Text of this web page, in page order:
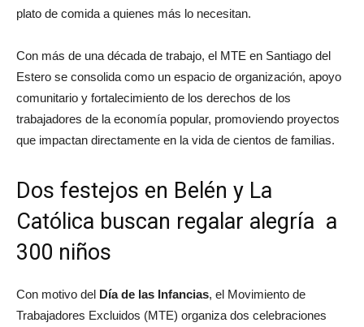
plato de comida a quienes más lo necesitan.
Con más de una década de trabajo, el MTE en Santiago del
Estero se consolida como un espacio de organización, apoyo
comunitario y fortalecimiento de los derechos de los
trabajadores de la economía popular, promoviendo proyectos
que impactan directamente en la vida de cientos de familias.
Dos festejos en Belén y La
Católica buscan regalar alegría a
300 niños
Con motivo del Día de las Infancias, el Movimiento de
Trabajadores Excluidos (MTE) organiza dos celebraciones